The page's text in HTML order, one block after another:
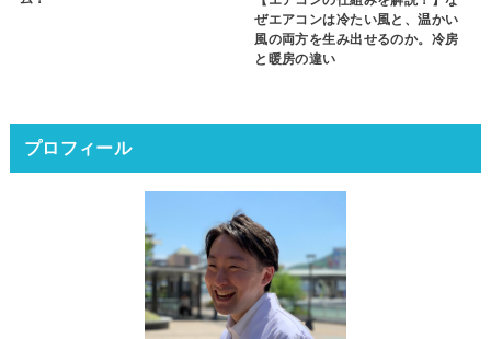
ぜエアコンは冷たい風と、温かい
風の両方を生み出せるのか。冷房
と暖房の違い
プロフィール